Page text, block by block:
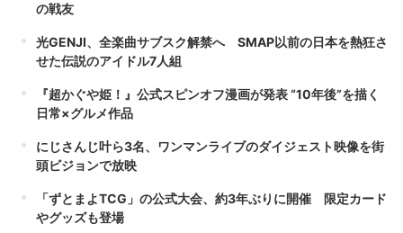
の戦友
光GENJI、全楽曲サブスク解禁へ SMAP以前の日本を熱狂さ
せた伝説のアイドル7人組
『超かぐや姫！』公式スピンオフ漫画が発表 “10年後”を描く
日常×グルメ作品
にじさんじ叶ら3名、ワンマンライブのダイジェスト映像を街
頭ビジョンで放映
「ずとまよTCG」の公式大会、約3年ぶりに開催 限定カード
やグッズも登場